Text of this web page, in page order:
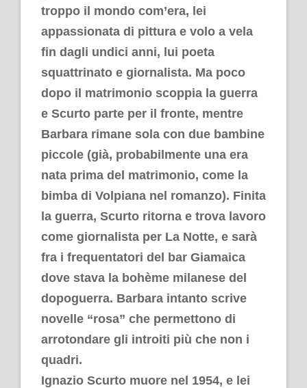
troppo il mondo com’era, lei
appassionata di pittura e volo a vela
fin dagli undici anni, lui poeta
squattrinato e giornalista. Ma poco
dopo il matrimonio scoppia la guerra
e Scurto parte per il fronte, mentre
Barbara rimane sola con due bambine
piccole (già, probabilmente una era
nata prima del matrimonio, come la
bimba di Volpiana nel romanzo). Finita
la guerra, Scurto ritorna e trova lavoro
come giornalista per La Notte, e sarà
fra i frequentatori del bar Giamaica
dove stava la bohème milanese del
dopoguerra. Barbara intanto scrive
novelle “rosa” che permettono di
arrotondare gli introiti più che non i
quadri.
Ignazio Scurto muore nel 1954, e lei